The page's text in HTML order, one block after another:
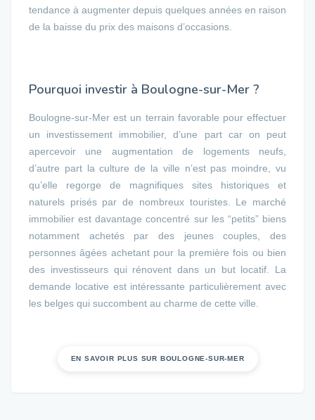
tendance à augmenter depuis quelques années en raison
de la baisse du prix des maisons d’occasions.
Pourquoi investir à Boulogne-sur-Mer ?
Boulogne-sur-Mer est un terrain favorable pour effectuer
un investissement immobilier, d’une part car on peut
apercevoir une augmentation de logements neufs,
d’autre part la culture de la ville n’est pas moindre, vu
qu’elle regorge de magnifiques sites historiques et
naturels prisés par de nombreux touristes. Le marché
immobilier est davantage concentré sur les “petits” biens
notamment achetés par des jeunes couples, des
personnes âgées achetant pour la première fois ou bien
des investisseurs qui rénovent dans un but locatif. La
demande locative est intéressante particulièrement avec
les belges qui succombent au charme de cette ville.
EN SAVOIR PLUS SUR BOULOGNE-SUR-MER